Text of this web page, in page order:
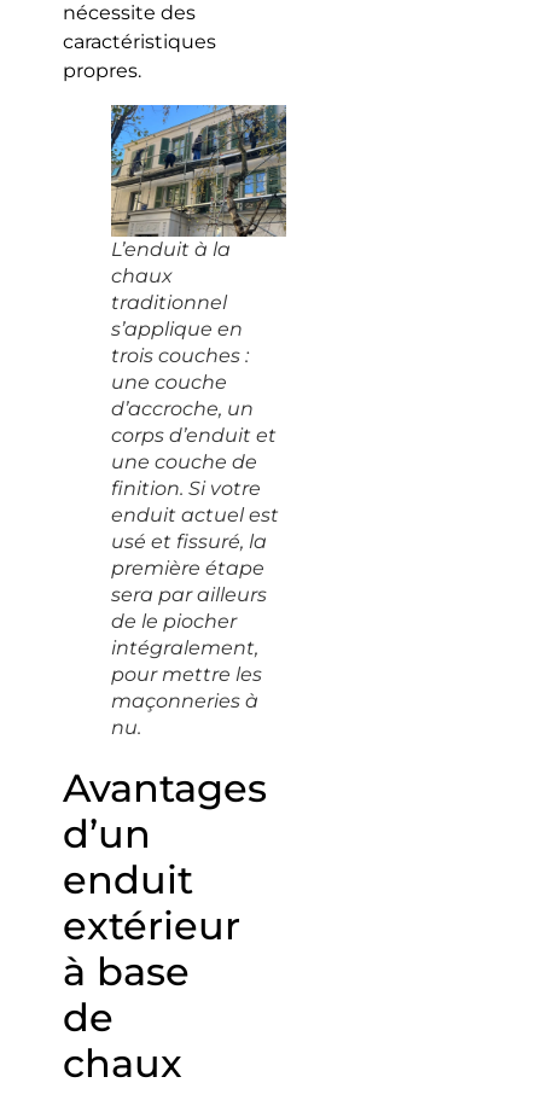
nécessite des
caractéristiques
propres.
L’enduit à la
chaux
traditionnel
s’applique en
trois couches :
une couche
d’accroche, un
corps d’enduit et
une couche de
finition. Si votre
enduit actuel est
usé et fissuré, la
première étape
sera par ailleurs
de le piocher
intégralement,
pour mettre les
maçonneries à
nu.
Avantages
d’un
enduit
extérieur
à base
de
chaux